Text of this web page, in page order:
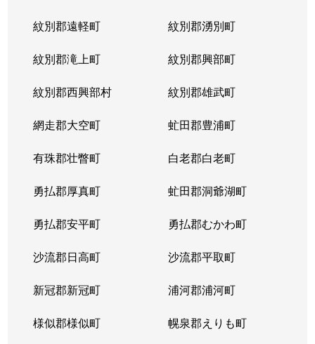
紋別郡遠軽町 紋別郡湧別町
紋別郡滝上町 紋別郡興部町
紋別郡西興部村 紋別郡雄武町
網走郡大空町 虻田郡豊浦町
有珠郡壮瞥町 白老郡白老町
勇払郡厚真町 虻田郡洞爺湖町
勇払郡安平町 勇払郡むかわ町
沙流郡日高町 沙流郡平取町
新冠郡新冠町 浦河郡浦河町
様似郡様似町 幌泉郡えりも町